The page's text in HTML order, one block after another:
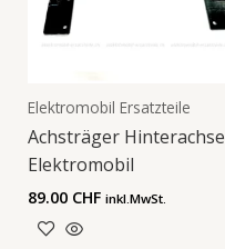
Elektromobil Ersatzteile
Achsträger Hinterachse
Elektromobil
89.00 CHF inkl.MwSt.